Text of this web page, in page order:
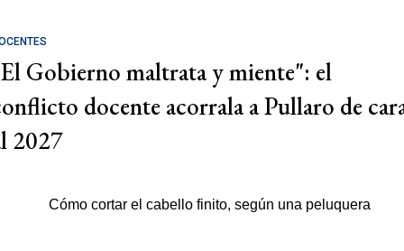
Gobierno maltrata y miente": el
docente acorrala a Pullaro de
2027